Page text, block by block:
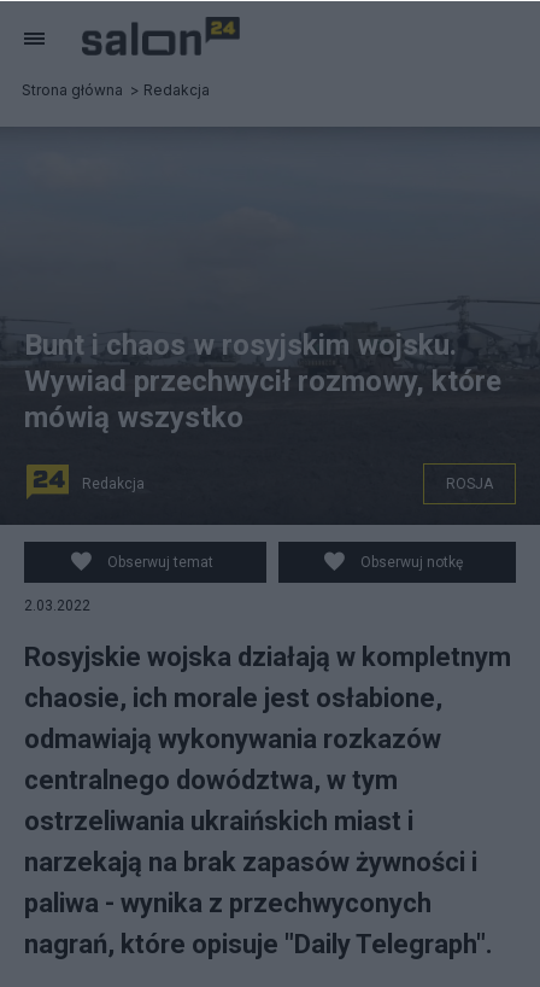
Strona główna Redakcja
PAP/EPA/RUSSIAN DEFENCE MINISTRY PRESS SERVICE
/ HANDOUT
Bunt i chaos w rosyjskim wojsku.
Wywiad przechwycił rozmowy, które
mówią wszystko
Redakcja ROSJA
Obserwuj temat Obserwuj notkę
2.03.2022
Rosyjskie wojska działają w kompletnym
chaosie, ich morale jest osłabione,
odmawiają wykonywania rozkazów
centralnego dowództwa, w tym
ostrzeliwania ukraińskich miast i
narzekają na brak zapasów żywności i
paliwa - wynika z przechwyconych
nagrań, które opisuje "Daily Telegraph".